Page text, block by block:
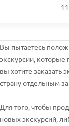
Вы пытаетесь
экскурсии, которые
вы хотите заказать
страну отдельным
Для того, чтобы
новых экскурсий,